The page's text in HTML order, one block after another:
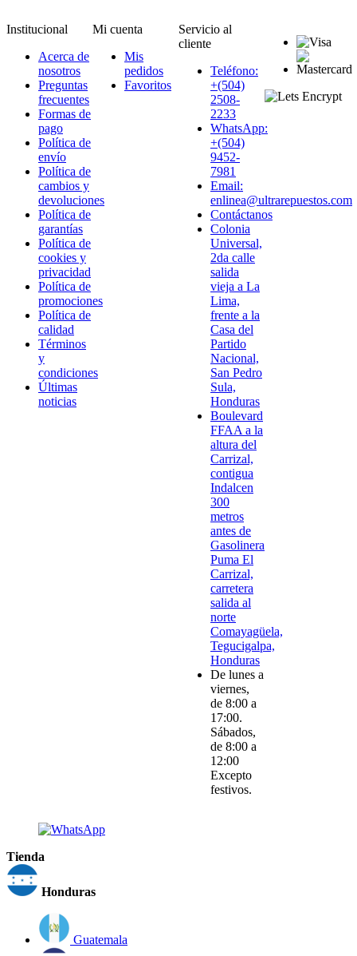
Institucional
Acerca de
nosotros
Preguntas
frecuentes
Formas de
pago
Política de
envío
Política de
cambios y
devoluciones
Política de
garantías
Política de
cookies y
privacidad
Política de
promociones
Política de
calidad
Términos
y
condiciones
Últimas
noticias
Mi cuenta
Mis
pedidos
Favoritos
Servicio al
cliente
Teléfono:
+(504)
2508-
2233
WhatsApp:
+(504)
9452-
7981
Email:
enlinea@ultrarepuestos.com
Contáctanos
Colonia
Universal,
2da calle
salida
vieja a La
Lima,
frente a la
Casa del
Partido
Nacional,
San Pedro
Sula,
Honduras
Boulevard
FFAA a la
altura del
Carrizal,
contigua
Indalcen
300
metros
antes de
Gasolinera
Puma El
Carrizal,
carretera
salida al
norte
Comayagüela,
Tegucigalpa,
Honduras
De lunes a
viernes,
de 8:00 a
17:00.
Sábados,
de 8:00 a
12:00
Excepto
festivos.
Tienda
Honduras
Guatemala